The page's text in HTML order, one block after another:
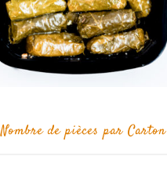
Nombre de pièces par Carton